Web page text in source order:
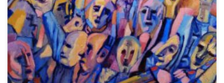
en su versión más urbana, pero, aunque sea menos conocida,
también el ámbito de la pintura contemporánea merece su
reconocimiento. Quizá uno de los pintores que más me han
llamado la atención recientemente sea Borja Satrústegui. Entre el
18 de diciembre […]